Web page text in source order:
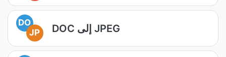
DO
JP
DOC إلى JPEG